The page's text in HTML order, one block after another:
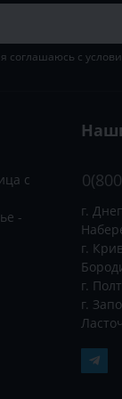
соглашаюсь с
с
-
г.
г.
г.
г.